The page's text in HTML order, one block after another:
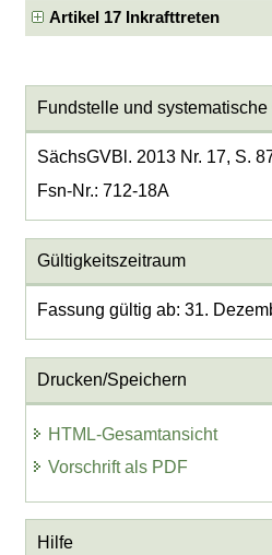
Artikel 17 Inkrafttreten
Fundstelle und
SächsGVBl. 2013 Nr. 17, S.
Fsn-Nr.: 712-18A
Gültigkeitszeitraum
Fassung gültig ab: 31.
Drucken/Speichern
HTML-Gesamtansicht
Vorschrift als PDF
Hilfe